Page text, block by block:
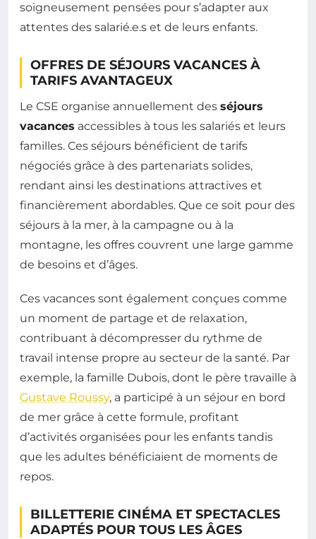
soigneusement pensées pour s’adapter aux
attentes des salarié.e.s et de leurs enfants.
OFFRES DE SÉJOURS VACANCES À
TARIFS AVANTAGEUX
Le CSE organise annuellement des séjours
vacances accessibles à tous les salariés et leurs
familles. Ces séjours bénéficient de tarifs
négociés grâce à des partenariats solides,
rendant ainsi les destinations attractives et
financièrement abordables. Que ce soit pour des
séjours à la mer, à la campagne ou à la
montagne, les offres couvrent une large gamme
de besoins et d’âges.
Ces vacances sont également conçues comme
un moment de partage et de relaxation,
contribuant à décompresser du rythme de
travail intense propre au secteur de la santé. Par
exemple, la famille Dubois, dont le père travaille à
Gustave Roussy, a participé à un séjour en bord
de mer grâce à cette formule, profitant
d’activités organisées pour les enfants tandis
que les adultes bénéficiaient de moments de
repos.
BILLETTERIE CINÉMA ET SPECTACLES
ADAPTÉS POUR TOUS LES ÂGES